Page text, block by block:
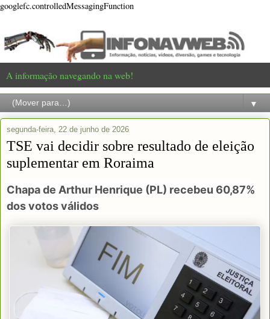
googlefc.controlledMessagingFunction
A informação navegando na web!
▼
segunda-feira, 22 de junho de 2026
TSE vai decidir sobre resultado de eleição
suplementar em Roraima
Chapa de Arthur Henrique (PL) recebeu 60,87%
dos votos válidos